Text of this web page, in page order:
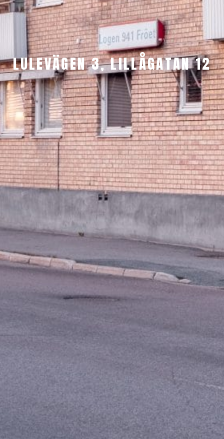
LULEVÄGEN 3, LILLÅGATAN 12